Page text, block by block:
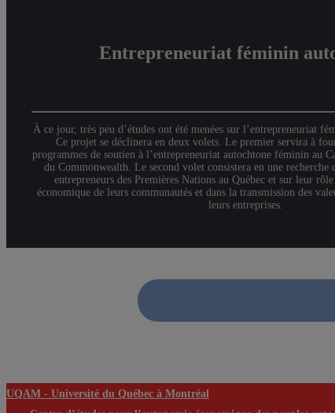
Entrepreneuriat féminin
À ce jour, très peu d’études ont été menées sur l’entrepreneuriat
Ce projet se déclinera en deux volets. Le premier servira à
programmes de soutien à l’entrepreneuriat autochtone féminin au
du Commonwealth. Le second volet consistera en une recherche
entrepreneurs des Premières Nations au Québec et sur leur
économique de leurs communautés et dans la transmission des
leurs entreprises.
UQAM - Université du Québec à Montréal